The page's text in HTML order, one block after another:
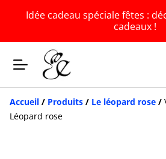
Idée cadeau spéciale fêtes :
cadeaux !
Accueil / Produits / Le léopard rose /
Léopard rose